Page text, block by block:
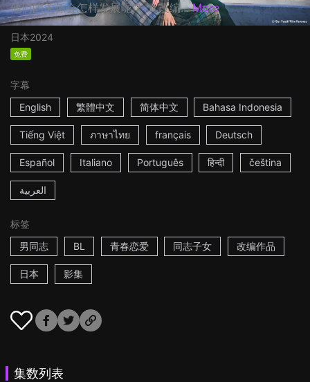
他们的关係会怎样发展呢？ ☆改编... More
日本2024
免费
字幕
English
繁體中文 简体中文 Bahasa Indonesia
Tiếng Việt ภาษาไทย français Deutsch
Español Italiano Português हिन्दी čeština
العربية
标签
男同志
BL 青春恋爱 同志子女 改编作品
日本 影集
集数列表